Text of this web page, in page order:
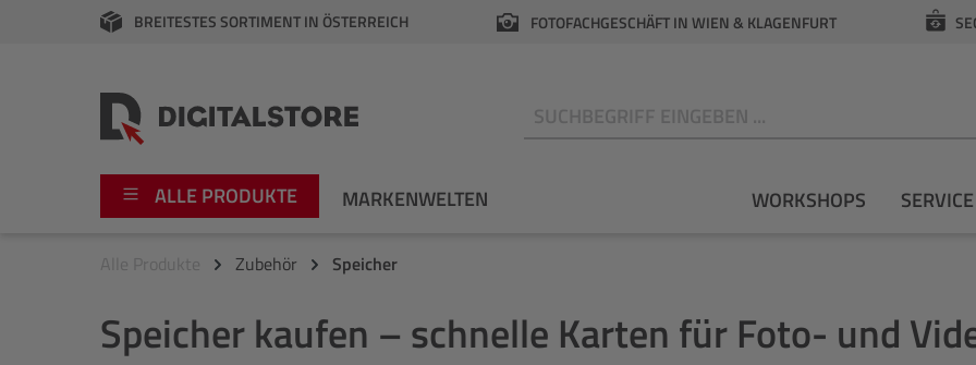
Zur Hauptnavigation springen
BREITESTES SORTIMENT IN ÖSTERREICH FOTOFACHGESCHÄFT IN WIEN & KLAGENFURT
ALLE PRODUKTE MARKENWELTEN
Video
Fujifilm
WORKSHOPS SERVICE
Alle Produkte Zubehör Speicher
Speicher kaufen – schnelle Karten für Foto- und